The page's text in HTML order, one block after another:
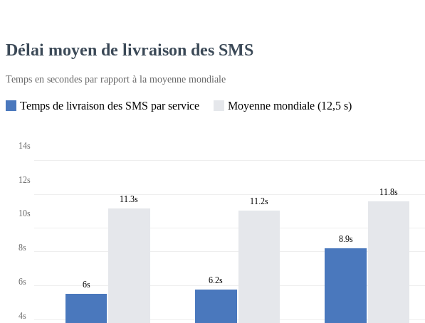
Délai moyen de livraison des SMS
Temps en secondes par rapport à la moyenne mondiale
Temps de livraison des SMS par service Moyenne mondiale (12,5 s)
14s
12s
10s
8s
6s
4s
6s
11.3s
6.2s
11.2s
8.9s
11.8s